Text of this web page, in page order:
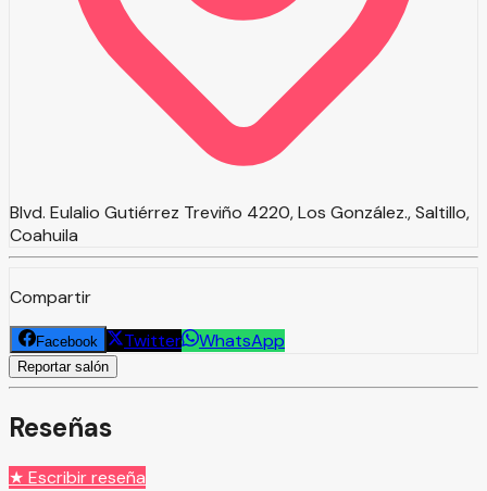
Blvd. Eulalio Gutiérrez Treviño 4220, Los González., Saltillo,
Coahuila
Compartir
Facebook Twitter WhatsApp
Reportar salón
Reseñas
★ Escribir reseña